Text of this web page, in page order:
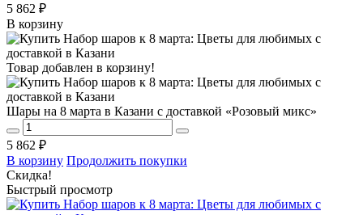
5 862 ₽
В корзину
Товар добавлен в корзину!
Шары на 8 марта в Казани с доставкой «Розовый микс»
5 862 ₽
В корзину Продолжить покупки
Скидка!
Быстрый просмотр